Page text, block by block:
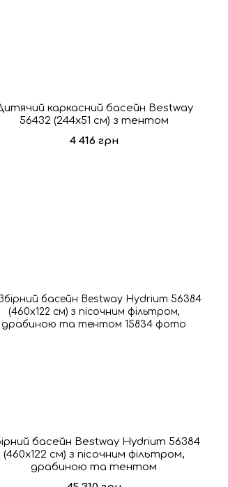
каркасний басейн Bestway
56432 (244х51 см) з тентом
4 416 грн
басейн Bestway Hydrium 56384
(460х122 см) з пісочним фільтром,
драбиною та тентом